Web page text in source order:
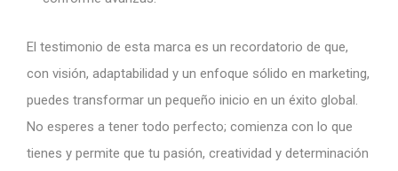
El testimonio de esta marca es un recordatorio de que,
con visión, adaptabilidad y un enfoque sólido en marketing,
puedes transformar un pequeño inicio en un éxito global.
No esperes a tener todo perfecto; comienza con lo que
tienes y permite que tu pasión, creatividad y determinación